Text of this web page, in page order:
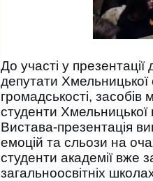
До участі у
депутати
громадськості, засобів
студенти Хмельницької
Вистава-презентація
емоцій та сльози на
студенти академії вже
загальноосвітніх